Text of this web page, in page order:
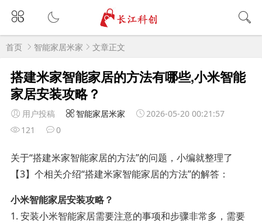
首页 智能家居米家 文章正文
搭建米家智能家居的方法有哪些,小米智能
家居安装攻略？
用户投稿 智能家居米家
2026-05-20 00:21:57
121
0
关于“搭建米家智能家居的方法”的问题，小编就整理了
【3】个相关介绍“搭建米家智能家居的方法”的解答：
小米智能家居安装攻略？
1. 安装小米智能家居需要注意的事项和步骤非常多，需要